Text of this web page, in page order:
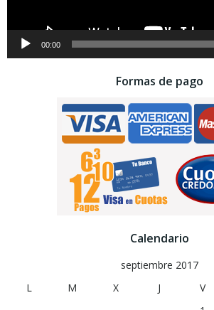
00:00
Formas de pago
Calendario
septiembre 2017
L
M X J V